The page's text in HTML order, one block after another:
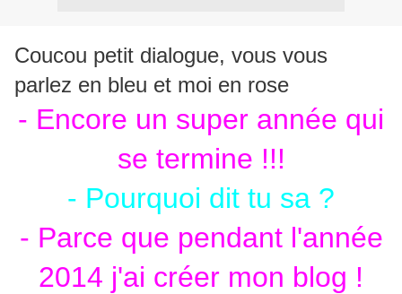
Coucou petit dialogue, vous vous
parlez en bleu et moi en rose
- Encore un super année qui
se termine !!!
- Pourquoi dit tu sa ?
- Parce que pendant l'année
2014 j'ai créer mon blog !